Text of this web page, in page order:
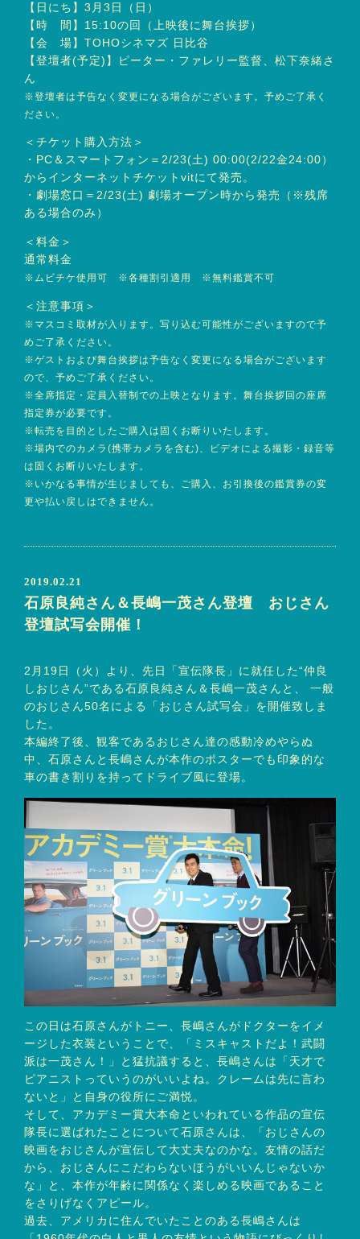
【日にち】3月3日（日）
【時 間】15:10の回（上映後に舞台挨拶）
【会 場】TOHOシネマズ 日比谷
【登壇者(予定)】ピーター・ファレリー監督、松下奈緒さ
ん
※登壇者は予告なく変更になる場合がございます。予めご了承く
ださい。
＜チケット購入方法＞
・PC＆スマートフォン＝2/23(土) 00:00(2/22金24:00）
からインターネットチケットvitにて発売。
・劇場窓口＝2/23(土) 劇場オープン時から発売（※残席
ある場合のみ）
＜料金＞
通常料金
※ムビチケ使用可 ※各種割引適用 ※無料鑑賞不可
＜注意事項＞
※マスコミ取材が入ります。写り込む可能性がございますので予
めご了承ください。
※ゲストおよび舞台挨拶は予告なく変更になる場合がございます
ので、予めご了承ください。
※全席指定・定員入替制での上映となります。舞台挨拶回の座席
指定券が必要です。
※転売を目的としたご購入は固くお断りいたします。
※場内でのカメラ(携帯カメラを含む)、ビデオによる撮影・録音等
は固くお断りいたします。
※いかなる事情が生じましても、ご購入、お引換後の鑑賞券の変
更や払い戻しはできません。
2019.02.21
石原良純さん＆長嶋一茂さん登壇 おじさん
登壇試写会開催！
2月19日（火）より、先日「宣伝隊長」に就任した“仲良
しおじさん”である石原良純さん＆長嶋一茂さんと、 一般
のおじさん50名による「おじさん試写会」を開催致しま
した。
本編終了後、観客であるおじさん達の感動冷めやらぬ
中、石原さんと長嶋さんが本作のポスターでも印象的な
車の書き割りを持ってドライブ風に登場。
この日は石原さんがトニー、長嶋さんがドクターをイメ
ージした衣装ということで、「ミスキャストだよ！武闘
派は一茂さん！」と猛抗議すると、長嶋さんは「天才で
ピアニストっていうのがいいよね。クレームは先に言わ
ないと」と自身の役所にご満悦。
そして、アカデミー賞大本命といわれている作品の宣伝
隊長に選ばれたことについて石原さんは、「おじさんの
映画をおじさんが宣伝して大丈夫なのかな。友情の話だ
から、おじさんにこだわらないほうがいいんじゃないか
な」と、本作が年齢に関係なく楽しめる映画であること
をさりげなくアピール。
過去、アメリカに住んでいたことのある長嶋さんは